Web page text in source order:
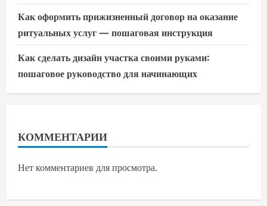
Как оформить прижизненный договор на оказание
ритуальных услуг — пошаговая инструкция
Как сделать дизайн участка своими руками:
пошаговое руководство для начинающих
КОММЕНТАРИИ
Нет комментариев для просмотра.